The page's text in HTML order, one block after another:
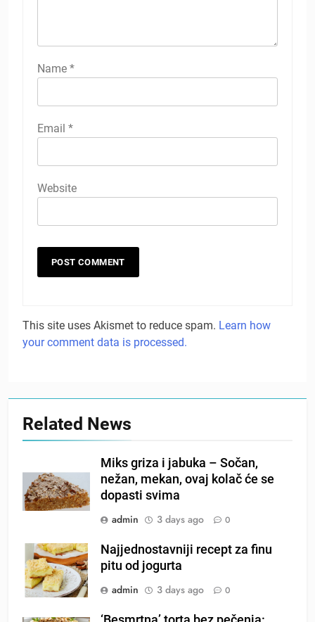
Name *
Email *
Website
This site uses Akismet to reduce spam. Learn how
your comment data is processed.
Related News
Miks griza i jabuka – Sočan,
nežan, mekan, ovaj kolač će se
dopasti svima
admin
3 days ago 0
Najjednostavniji recept za finu
pitu od jogurta
admin
3 days ago 0